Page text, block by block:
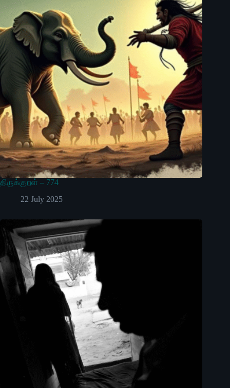
திருக்குறள் – 774
22 July 2025